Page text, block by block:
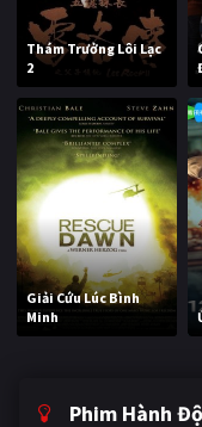
Thám Trưởng Lôi Lạc
2
Giải Cứu Lúc Bình
Minh
Phim Hành